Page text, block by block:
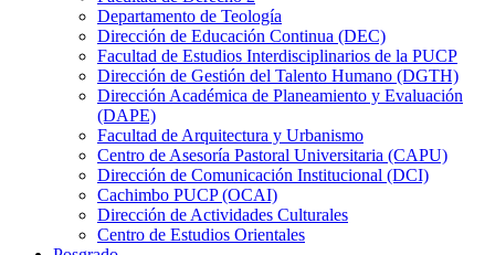
Departamento de Teología
Dirección de Educación Continua (DEC)
Facultad de Estudios Interdisciplinarios de la PUCP
Dirección de Gestión del Talento Humano (DGTH)
Dirección Académica de Planeamiento y Evaluación
(DAPE)
Facultad de Arquitectura y Urbanismo
Centro de Asesoría Pastoral Universitaria (CAPU)
Dirección de Comunicación Institucional (DCI)
Cachimbo PUCP (OCAI)
Dirección de Actividades Culturales
Centro de Estudios Orientales